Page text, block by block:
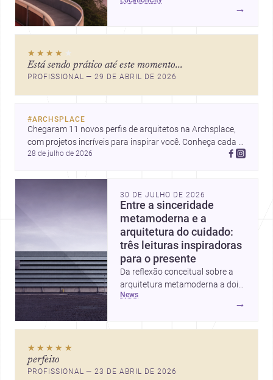
ícones como o Museu de Arte
mercado interessante para quem
quer construir, reformar ou
→
★★★★ ★
Está sendo prático até este momento...
PROFISSIONAL — 29 DE ABRIL DE 2026
#ARCHSPLACE
Chegaram 11 novos perfis de arquitetos na Archsplace,
com projetos incríveis para inspirar você. Conheça cada
perfil e descubra novas ideias para seus próximos
28 de julho de 2026
30 DE JULHO DE 2026
Entre a sinceridade
metamoderna e a
arquitetura do cuidado:
três leituras inspiradoras
para o presente
Da reflexão conceitual sobre a
arquitetura metamoderna a dois
projetos que colocam escala
humana, bem-estar e experiência
pensar forma, uso e emoção
news
→
★★★★★
perfeito
PROFISSIONAL — 23 DE ABRIL DE 2026